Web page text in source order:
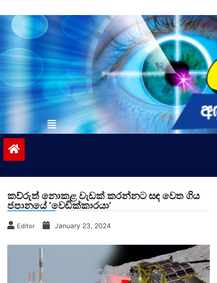
to
contentvinivida.lk
කව්රුත් නොකළ වැඩක් කරන්නට සඳ වෙත ගිය
ජපානයේ ‘වෙඩික්කාරයා’
Editor January 23, 2024